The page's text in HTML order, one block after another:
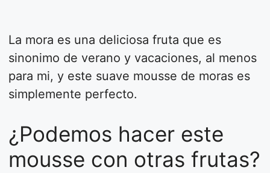
La mora es una deliciosa fruta que es
sinonimo de verano y vacaciones, al menos
para mi, y este suave mousse de moras es
simplemente perfecto.
¿Podemos hacer este
mousse con otras frutas?